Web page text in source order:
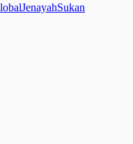
JenayahSukan